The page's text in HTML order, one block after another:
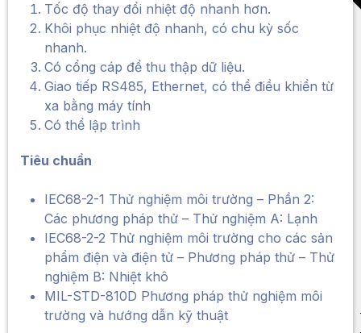
Tốc độ thay đổi nhiệt độ nhanh hơn.
Khôi phục nhiệt độ nhanh, có chu kỳ sốc
nhanh.
Có cổng cáp để thu thập dữ liệu.
Giao tiếp RS485, Ethernet, có thể điều khiển từ
xa bằng máy tính
Có thể lập trình
Tiêu chuẩn
IEC68-2-1 Thử nghiệm môi trường – Phần 2:
Các phương pháp thử – Thử nghiệm A: Lạnh
IEC68-2-2 Thử nghiệm môi trường cho các sản
phẩm điện và điện tử – Phương pháp thử – Thử
nghiệm B: Nhiệt khô
MIL-STD-810D Phương pháp thử nghiệm môi
trường và hướng dẫn kỹ thuật